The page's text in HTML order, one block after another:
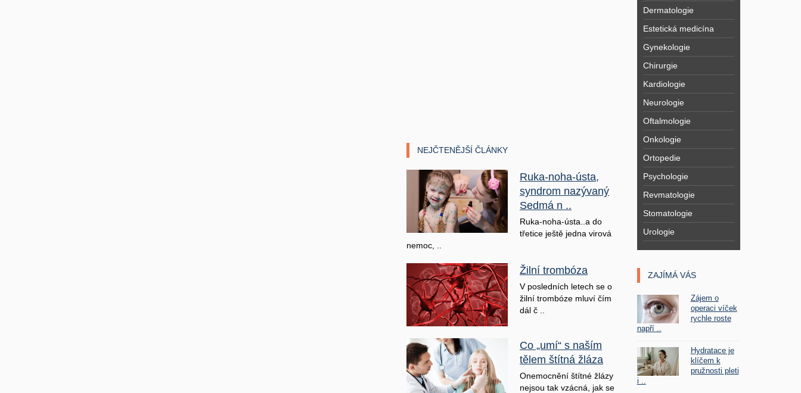
NEJČTENĚJŠÍ ČLÁNKY
Ruka-noha-ústa,
syndrom nazývaný
Sedmá n ..
Ruka-noha-ústa..a do
třetice ještě jedna virová
nemoc, ..
Žilní trombóza
V posledních letech se o
žilní trombóze mluví čím
dál č ..
Co „umí“ s naším
tělem štítná žláza
Onemocnění štítné žlázy
nejsou tak vzácná, jak se
Dermatologie
Estetická medicína
Gynekologie
Chirurgie
Kardiologie
Neurologie
Oftalmologie
Onkologie
Ortopedie
Psychologie
Revmatologie
Stomatologie
Urologie
ZAJÍMÁ VÁS
Zájem o
operaci víček
rychle roste
napří ..
Hydratace je
klíčem k
pružnosti pleti
i ..